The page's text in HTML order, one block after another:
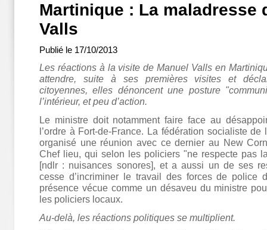
Martinique : La maladresse
Valls
Publié le 17/10/2013
Les réactions à la visite de Manuel Valls en
attendre, suite à ses premières visites et
citoyennes, elles dénoncent une posture
l’intérieur, et peu d’action.
Le ministre doit notamment faire face au
l’ordre à Fort-de-France. La fédération socialiste
organisé une réunion avec ce dernier au New
Chef lieu, qui selon les policiers "ne respecte pas
[ndlr : nuisances sonores], et a aussi un de ses
cesse d’incriminer le travail des forces de police
présence vécue comme un désaveu du ministre
les policiers locaux.
Au-delà, les réactions politiques se multiplient.